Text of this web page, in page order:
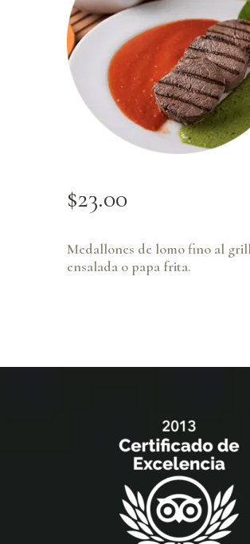
$23.00
Medallones de lomo fino al
ensalada o papa frita.